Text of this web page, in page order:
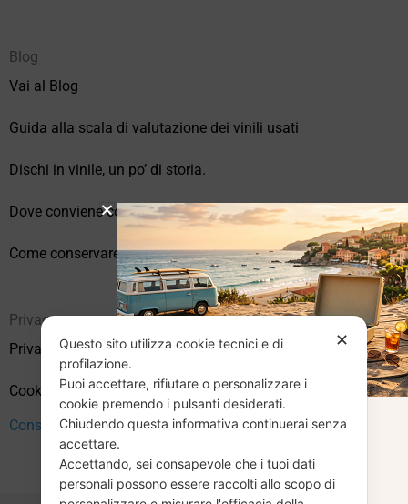
Blog
Vai al Blog
Guida alla scala di valutazione dei vinili usati
Dischi in vinile, un po’ di storia.
Dove conviene comprare vinili online?
Come conservare correttamente i vinili usati
Privacy
Privacy Policy
Cookie Policy (UE)
Consenso
✕
Questo sito utilizza cookie tecnici e di
profilazione.
Puoi accettare, rifiutare o personalizzare i
cookie premendo i pulsanti desiderati.
Chiudendo questa informativa continuerai senza
accettare.
Accettando, sei consapevole che i tuoi dati
personali possono essere raccolti allo scopo di
CHIUSURA